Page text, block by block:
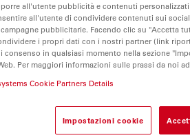
all'utente pubblicità e contenuti
all'utente di condividere contenuti sui
pubblicitarie. Facendo clic su "Accetta
i propri dati con i nostri partner (link
consenso in qualsiasi momento nella sezione
Per maggiori informazioni sulle prassi da noi
Cookie Partners Details
Impostazioni cookie